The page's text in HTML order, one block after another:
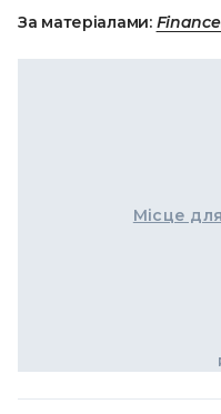
За матеріалами:
Місце